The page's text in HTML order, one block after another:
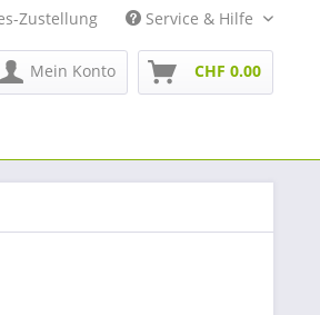
Zustellung Service & Hilfe
Mein Konto CHF 0.00